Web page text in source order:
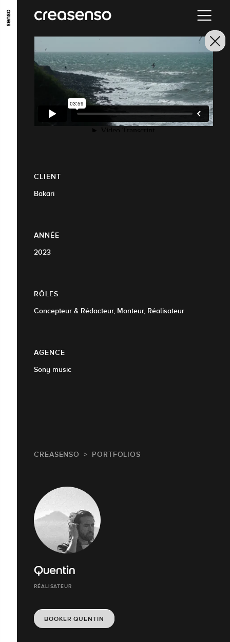
ALLER AU CONTENU PRINCIPAL
ALLER AU MENU PRINCIPAL
ALLER EN BAS DE PAGE
CLIENT
Bakari
ANNÉE
2023
RÔLES
Concepteur & Rédacteur, Monteur, Réalisateur
AGENCE
Sony music
CREASENSO PORTFOLIOS
Quentin
RÉALISATEUR
BOOKER QUENTIN